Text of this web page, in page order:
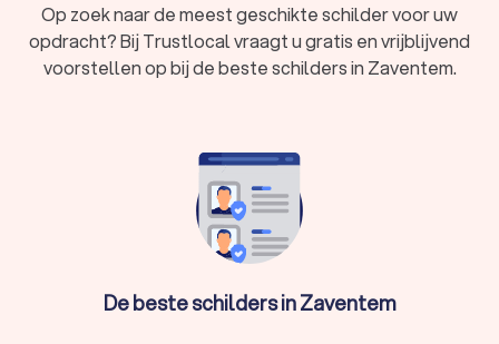
schilders in Zaventem hebben een gemiddelde Trustlocal-
score van een undefined. Welke schilder u ook kiest, via
Trustlocal maakt u een goede keuze voor uw schilderwerk.
schilders vergelijken en het schilderbedrijf kiezen dat bij u
Op zoek naar de meest geschikte schilder voor uw
opdracht? Bij Trustlocal vraagt u gratis en vrijblijvend
voorstellen op bij de beste schilders in Zaventem.
De beste schilders in Zaventem